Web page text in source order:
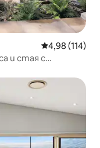
Средна
4,98 (114)
и стая с